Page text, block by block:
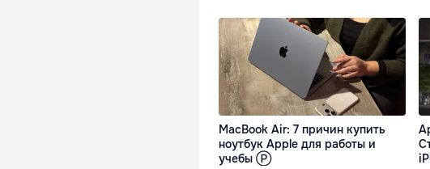
MacBook Air: 7 причин купить
ноутбук Apple для работы и
учебы Ⓟ